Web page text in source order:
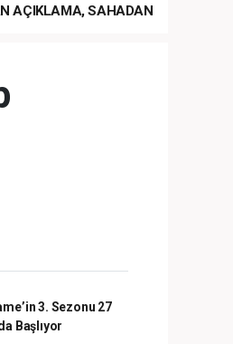
AÇIKLAMA, SAHADAN
3. Sezonu 27
Başlıyor